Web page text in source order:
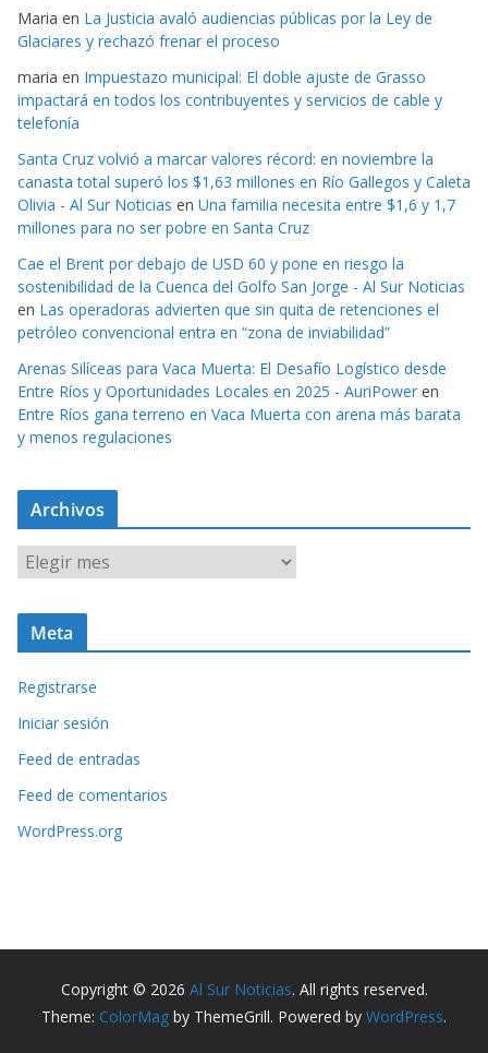
Maria en La Justicia avaló audiencias públicas por la Ley de
Glaciares y rechazó frenar el proceso
maria en Impuestazo municipal: El doble ajuste de Grasso
impactará en todos los contribuyentes y servicios de cable y
telefonía
Santa Cruz volvió a marcar valores récord: en noviembre la
canasta total superó los $1,63 millones en Río Gallegos y Caleta
Olivia - Al Sur Noticias en Una familia necesita entre $1,6 y 1,7
millones para no ser pobre en Santa Cruz
Cae el Brent por debajo de USD 60 y pone en riesgo la
sostenibilidad de la Cuenca del Golfo San Jorge - Al Sur Noticias
en Las operadoras advierten que sin quita de retenciones el
petróleo convencional entra en “zona de inviabilidad”
Arenas Silíceas para Vaca Muerta: El Desafío Logístico desde
Entre Ríos y Oportunidades Locales en 2025 - AuriPower en
Entre Ríos gana terreno en Vaca Muerta con arena más barata
y menos regulaciones
Archivos
c
v
o
s
Meta
Registrarse
Iniciar sesión
Feed de entradas
Feed de comentarios
WordPress.org
Copyright © 2026 Al Sur Noticias. All rights reserved.
Theme: ColorMag by ThemeGrill. Powered by WordPress.